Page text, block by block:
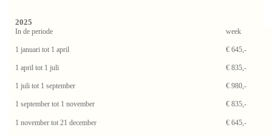
2025
In de periode week
1 januari tot 1 april € 645,-
1 april tot 1 juli € 835,-
1 juli tot 1 september € 980,-
1 september tot 1 november € 835,-
1 november tot 21 december € 645,-